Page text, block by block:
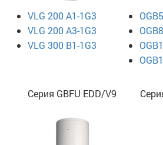
VLG 200 A1-1G3
VLG 200 A3-1G3
VLG 300 B1-1G3
Серия GBFU EDD/V9